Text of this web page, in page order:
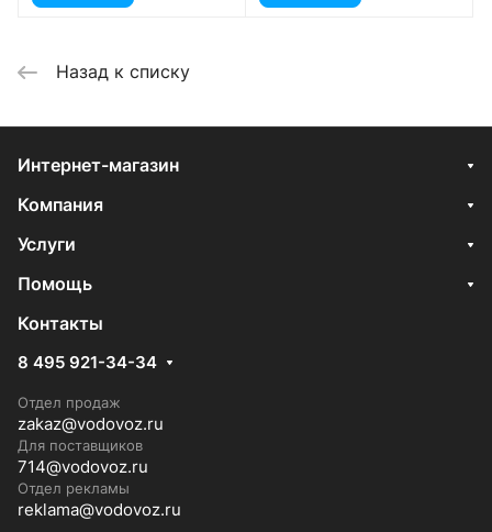
Назад к списку
Интернет-магазин
Компания
Услуги
Помощь
Контакты
8 495 921-34-34
Отдел продаж
zakaz@vodovoz.ru
Для поставщиков
714@vodovoz.ru
Отдел рекламы
reklama@vodovoz.ru